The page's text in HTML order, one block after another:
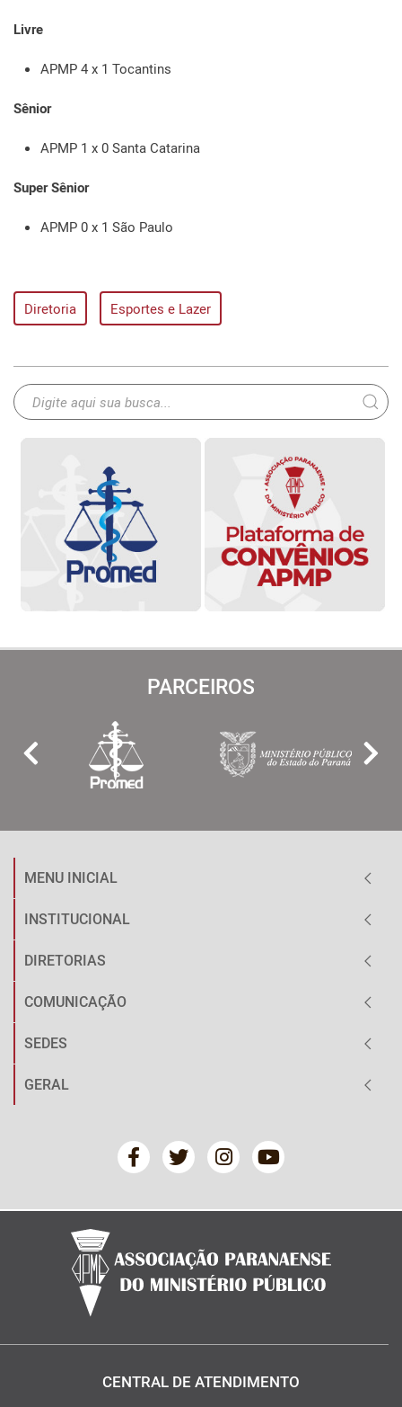
Livre
APMP 4 x 1 Tocantins
Sênior
APMP 1 x 0 Santa Catarina
Super Sênior
APMP 0 x 1 São Paulo
Diretoria Esportes e Lazer
PARCEIROS
MENU INICIAL
INSTITUCIONAL
DIRETORIAS
COMUNICAÇÃO
SEDES
GERAL
CENTRAL DE ATENDIMENTO